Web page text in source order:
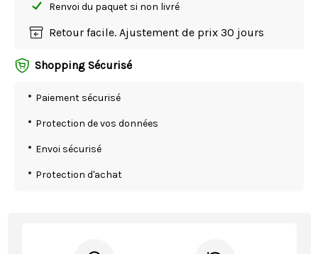
Renvoi du paquet si non livré
Retour facile. Ajustement de prix 30 jours
Shopping Sécurisé
Paiement sécurisé
Protection de vos données
Envoi sécurisé
Protection d'achat